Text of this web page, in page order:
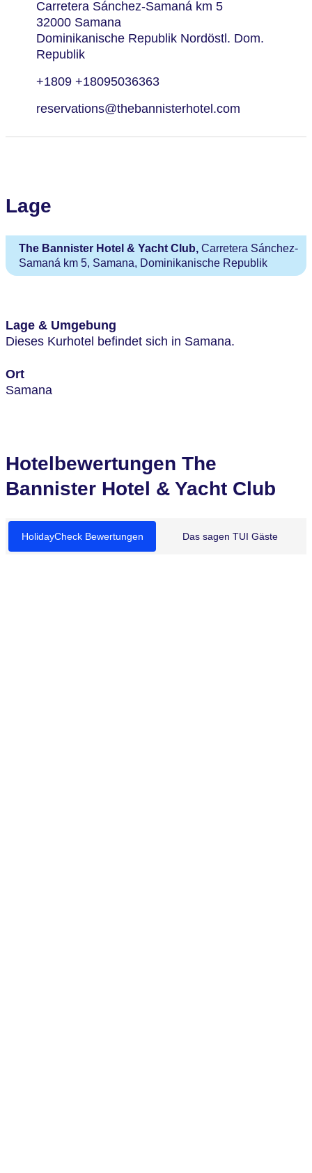
Carretera Sánchez-Samaná km 5
32000 Samana
Dominikanische Republik Nordöstl. Dom.
Republik
+1809 +18095036363
reservations@thebannisterhotel.com
Lage
The Bannister Hotel & Yacht Club,Carretera Sánchez-
Samaná km 5, Samana, Dominikanische Republik
Lage & Umgebung
Dieses Kurhotel befindet sich in Samana.
Ort
Samana
Hotelbewertungen The
Bannister Hotel & Yacht Club
HolidayCheck Bewertungen Das sagen TUI Gäste